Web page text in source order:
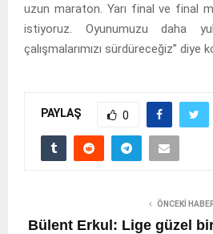
uzun maraton. Yarı final ve final
istiyoruz. Oyunumuzu daha
çalışmalarımızı sürdüreceğiz” diye
PAYLAŞ 0
ÖNCEKI
Bülent Erkul: Lige güzel